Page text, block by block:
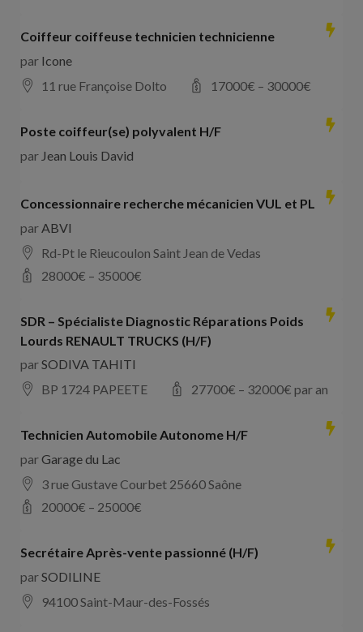
Coiffeur coiffeuse technicien technicienne
par Icone
11 rue Françoise Dolto
17000€ – 30000€
Poste coiffeur(se) polyvalent H/F
par Jean Louis David
Concessionnaire recherche mécanicien VUL et PL
parABVI
Rd-Pt le Rieucoulon Saint Jean de Vedas
28000€ – 35000€
SDR – Spécialiste Diagnostic Réparations Poids
Lourds RENAULT TRUCKS (H/F)
parSODIVA TAHITI
BP 1724 PAPEETE
27700€ – 32000€ par an
Technicien Automobile Autonome H/F
parGarage du Lac
3 rue Gustave Courbet 25660 Saône
20000€ – 25000€
Secrétaire Après-vente passionné (H/F)
parSODILINE
94100 Saint-Maur-des-Fossés